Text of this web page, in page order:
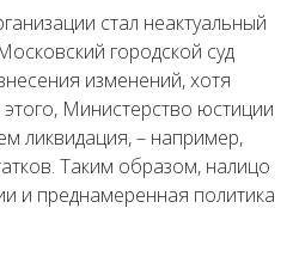
стал неактуальный
городской суд
изменений, хотя
Министерство юстиции
ликвидация, – например,
Таким образом, налицо
и преднамеренная политика